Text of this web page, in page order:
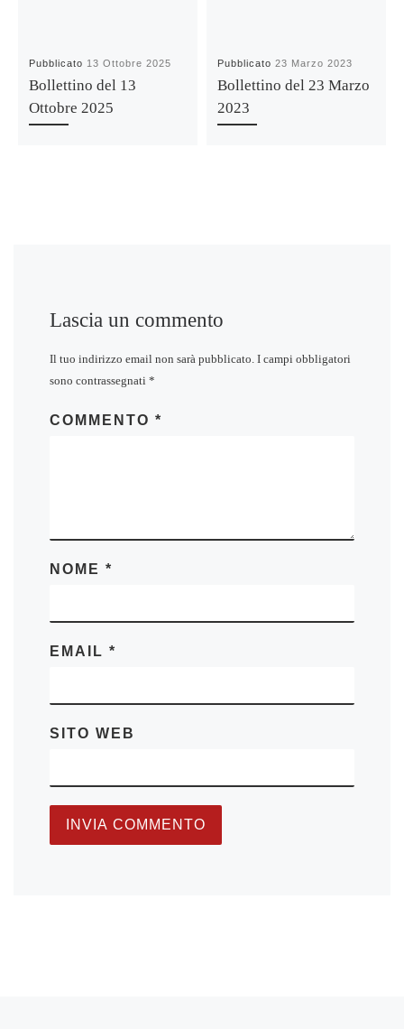
Pubblicato 13 Ottobre 2025
Bollettino del 13
Ottobre 2025
Pubblicato23 Marzo 2023
Bollettino del 23 Marzo
2023
Lascia un commento
Il tuo indirizzo email non sarà pubblicato. I campi obbligatori
sono contrassegnati *
COMMENTO *
NOME *
EMAIL *
SITO WEB